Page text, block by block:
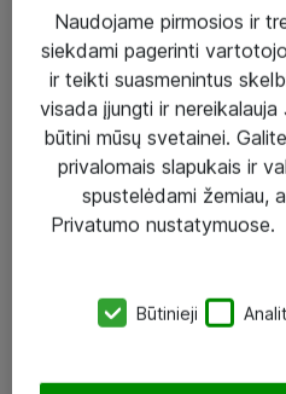
Paslaugos
Sprendimai
Įgyvendinti projektai
Atea ekspertų patarimai verslui
eShop@atea.lt
Naudojame pirmosios ir
siekdami pagerinti
ir teikti suasmenintus
visada įjungti ir
būtini mūsų svetainei.
privalomais slapukais ir
spustelėdami žemiau,
Privatumo nustatymuose.
Būtinieji